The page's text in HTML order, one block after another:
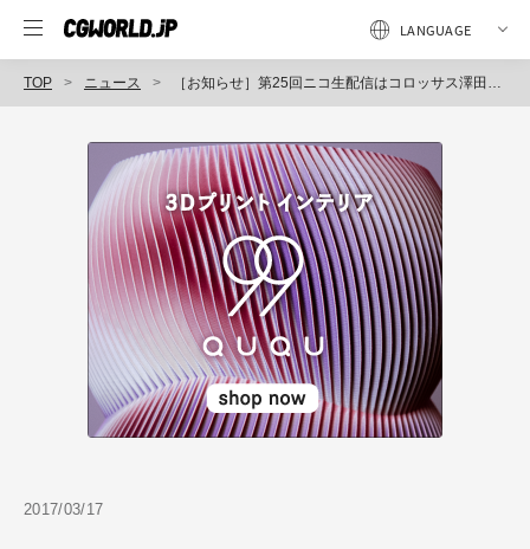
TOP ニュース ［お知らせ］第25回ニコ生配信はコロッサス澤田氏による『最新レンダラ徹底比較続編＠MAYA』
2017/03/17